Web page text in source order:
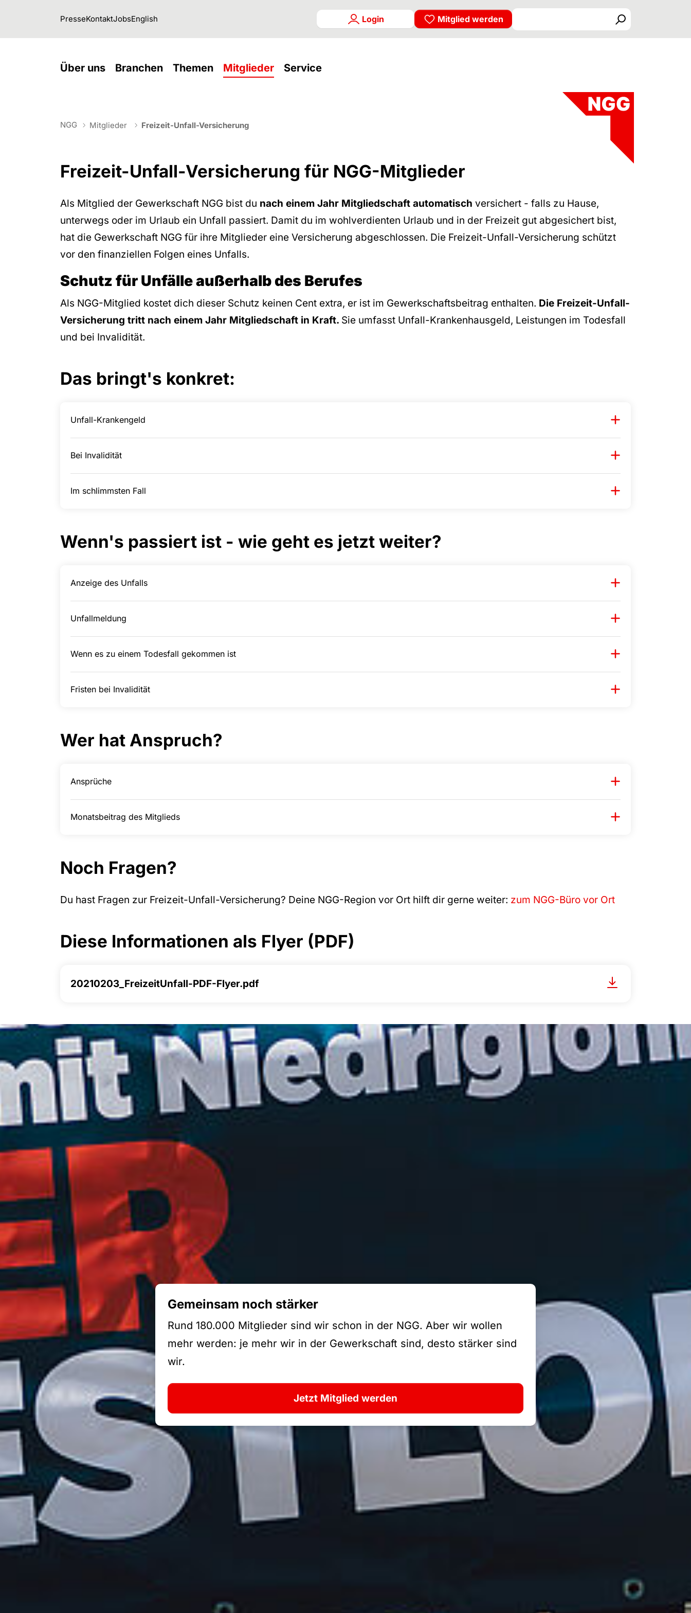
PresseKontaktJobsEnglish Login Mitglied werden
Suchen
Über uns(current)
Branchen(current)
Themen(current)
Mitglieder(current)
Service(current)
©
Freizeit-Unfall-Versicherung
You are here:
NGG Mitglieder Freizeit-Unfall-Versicherung
Freizeit-Unfall-Versicherung für NGG-Mitglieder
Als Mitglied der Gewerkschaft NGG bist du nach einem Jahr Mitgliedschaft automatisch versichert - falls zu Hause,
unterwegs oder im Urlaub ein Unfall passiert. Damit du im wohlverdienten Urlaub und in der Freizeit gut abgesichert bist,
hat die Gewerkschaft NGG für ihre Mitglieder eine Versicherung abgeschlossen. Die Freizeit-Unfall-Versicherung schützt
vor den finanziellen Folgen eines Unfalls.
Schutz für Unfälle außerhalb des Berufes
Als NGG-Mitglied kostet dich dieser Schutz keinen Cent extra, er ist im Gewerkschaftsbeitrag enthalten. Die Freizeit-Unfall-
Versicherung tritt nach einem Jahr Mitgliedschaft in Kraft. Sie umfasst Unfall-Krankenhausgeld, Leistungen im Todesfall
und bei Invalidität.
Das bringt's konkret:
Unfall-Krankengeld
Bei Invalidität
Im schlimmsten Fall
Wenn's passiert ist - wie geht es jetzt weiter?
Anzeige des Unfalls
Unfallmeldung
Wenn es zu einem Todesfall gekommen ist
Fristen bei Invalidität
Wer hat Anspruch?
Ansprüche
Monatsbeitrag des Mitglieds
Noch Fragen?
Du hast Fragen zur Freizeit-Unfall-Versicherung? Deine NGG-Region vor Ort hilft dir gerne weiter: zum NGG-Büro vor Ort
Diese Informationen als Flyer (PDF)
20210203_FreizeitUnfall-PDF-Flyer.pdf
Gemeinsam noch stärker
Rund 180.000 Mitglieder sind wir schon in der NGG. Aber wir wollen
mehr werden: je mehr wir in der Gewerkschaft sind, desto stärker sind
wir.
Jetzt Mitglied werden